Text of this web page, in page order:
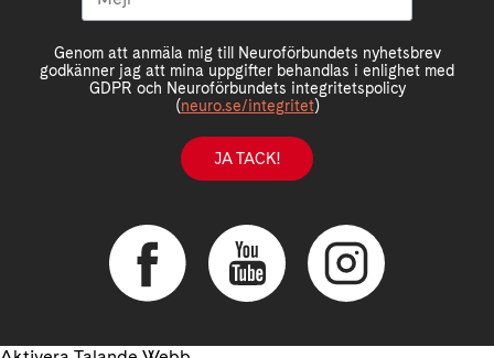
Genom att anmäla mig till Neuroförbundets nyhetsbrev
godkänner jag att mina uppgifter behandlas i enlighet med
GDPR och Neuroförbundets integritetspolicy
(neuro.se/integritet)
JA TACK!